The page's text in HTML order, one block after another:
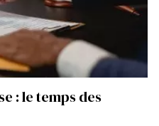
: le temps des